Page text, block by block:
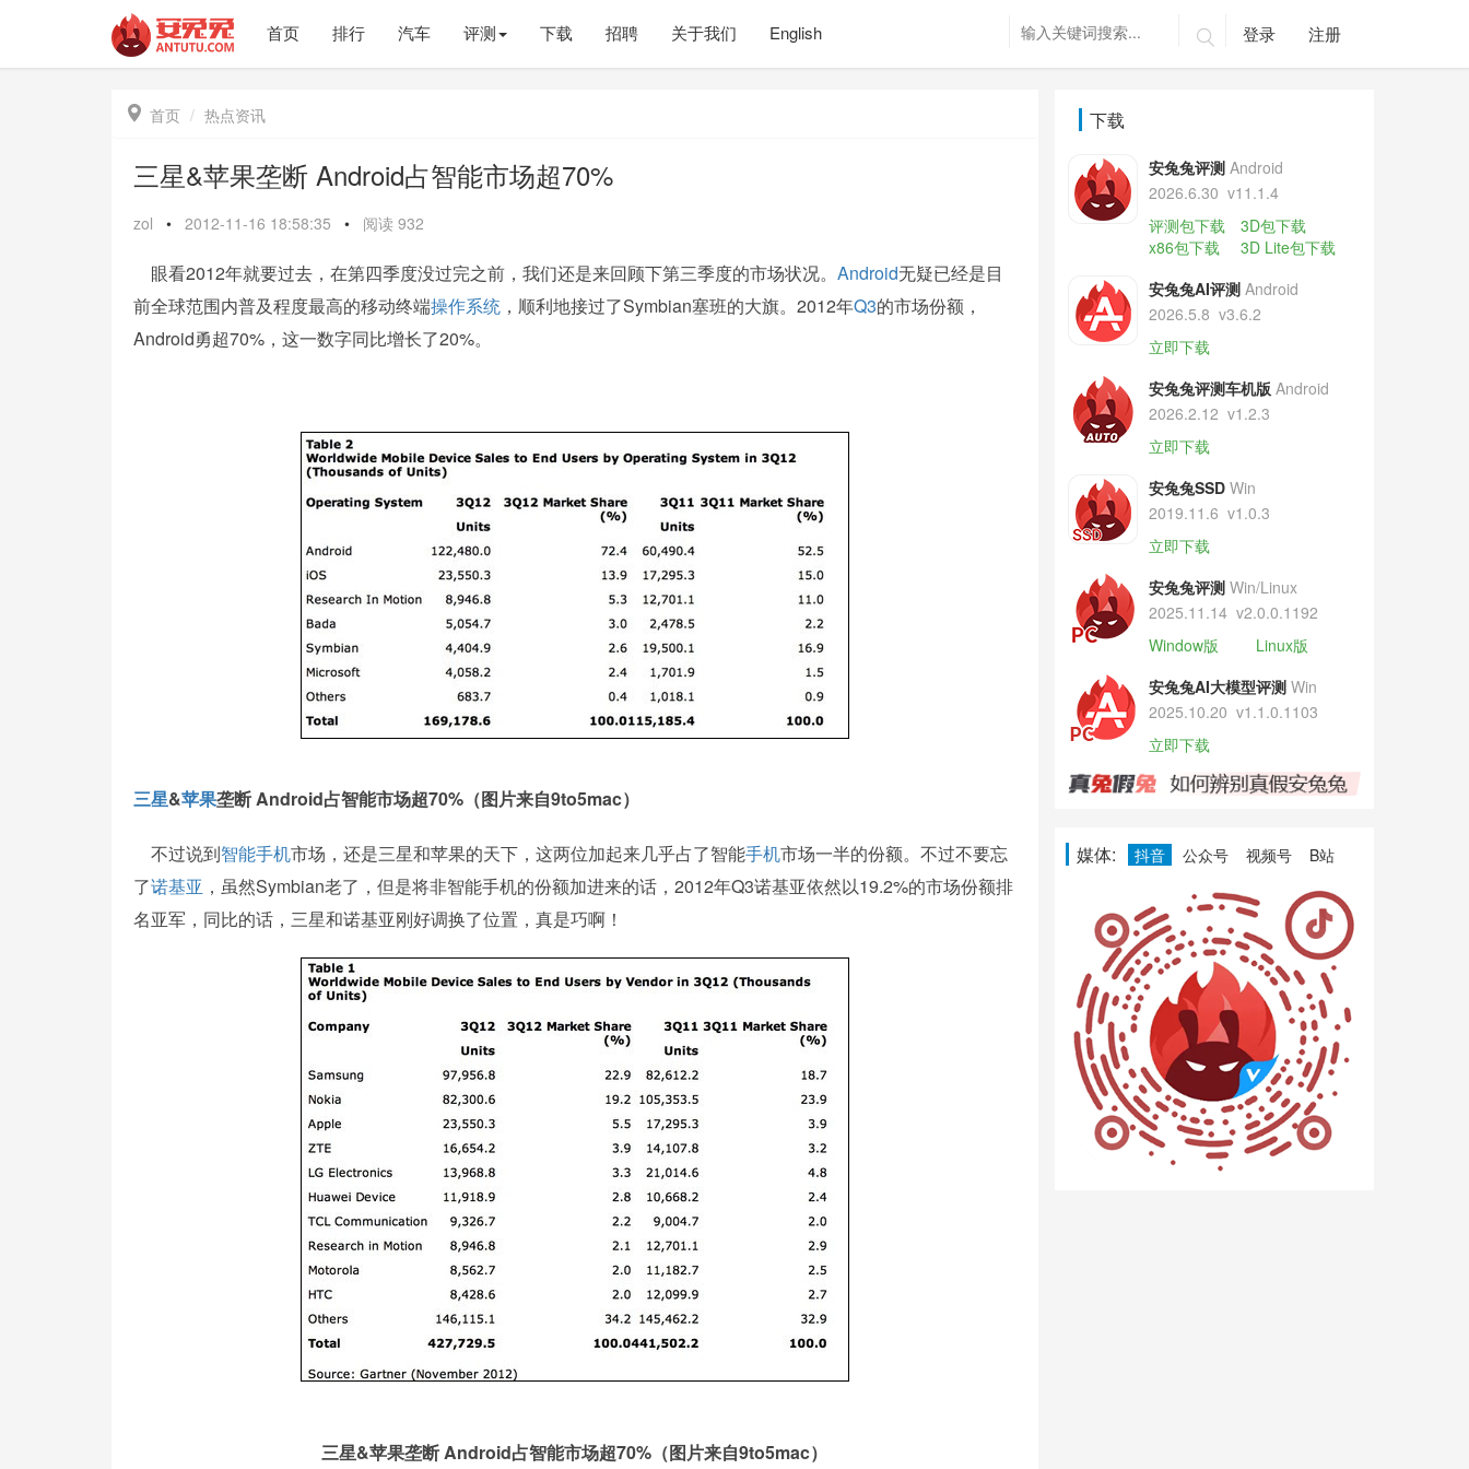
首页 排行 汽车 评测 下载 招聘 关于我们 English  登录 注册
 首页 热点资讯
三星&苹果垄断 Android占智能市场超70%
zol • 2012-11-16 18:58:35 • 阅读 932
眼看2012年就要过去，在第四季度没过完之前，我们还是来回顾下第三季度的市场状况。 Android无疑已经是目
前全球范围内普及程度最高的移动终端操作系统 ，顺利地接过了Symbian塞班的大旗。2012年Q3的市场份额，
Android勇超70%，这一数字同比增长了20%。
三星&苹果垄断 Android占智能市场超70%（图片来自9to5mac）
不过说到智能手机市场，还是三星和苹果的天下，这两位加起来几乎占了智能手机市场一半的份额。不过不要忘
了诺基亚 ，虽然Symbian老了，但是将非智能手机的份额加进来的话，2012年Q3诺基亚依然以19.2%的市场份额排
名亚军，同比的话，三星和诺基亚刚好调换了位置，真是巧啊！
三星&苹果垄断 Android占智能市场超70%（图片来自9to5mac）
下载
安兔兔评测 Android
2026.6.30 v11.1.4
评测包下载
3D包下载
x86包下载
3D Lite包下载
安兔兔AI评测 Android
2026.5.8 v3.6.2
立即下载
安兔兔评测车机版 Android
2026.2.12 v1.2.3
立即下载
安兔兔SSD Win
2019.11.6 v1.0.3
立即下载
安兔兔评测 Win/Linux
2025.11.14 v2.0.0.1192
Window版
Linux版
安兔兔AI大模型评测 Win
2025.10.20 v1.1.0.1103
立即下载
媒体: 抖音 公众号 视频号 B站